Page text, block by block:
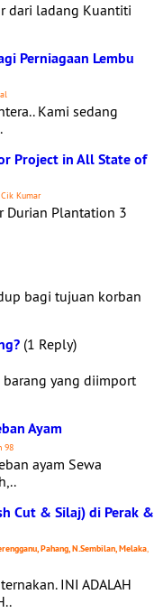
dari ladang Kuantiti
Perniagaan Lembu
Kami sedang
Project in All State of
Kumar
Durian Plantation 3
bagi tujuan korban
(1 Reply)
barang yang diimport
Ayam
98
ayam Sewa
Cut & Silaj) di Perak &
Pahang, N.Sembilan, Melaka,
INI ADALAH